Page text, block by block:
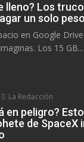
lleno? Los
un solo peso
en Google
Los 15 GB...
La Redacción
en peligro?
de